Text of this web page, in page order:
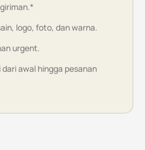
logo, foto, dan warna.
urgent.
dari awal hingga pesanan